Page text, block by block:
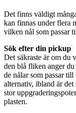
Det finns väldigt
kan finnas under flera
vilken nål som passar
Sök efter din pickup
Det säkraste är om du
den blå fliken anger
de nålar som passar
alternativ, ibland är
stor
plasten.